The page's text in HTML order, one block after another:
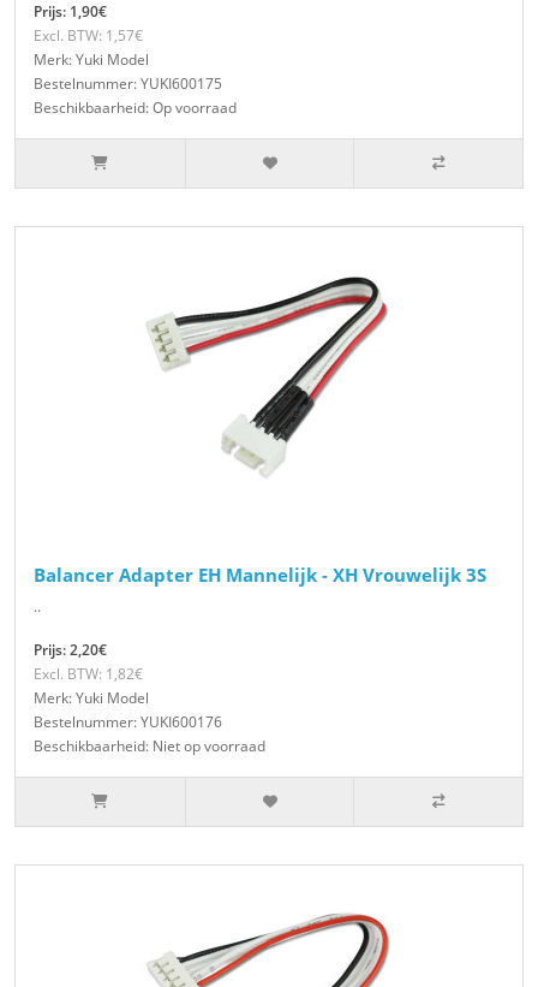
Prijs: 1,90€
Excl. BTW: 1,57€
Merk: Yuki Model
Bestelnummer: YUKI600175
Beschikbaarheid: Op voorraad
Balancer Adapter EH Mannelijk - XH Vrouwelijk 3S
..
Prijs: 2,20€
Excl. BTW: 1,82€
Merk: Yuki Model
Bestelnummer: YUKI600176
Beschikbaarheid: Niet op voorraad